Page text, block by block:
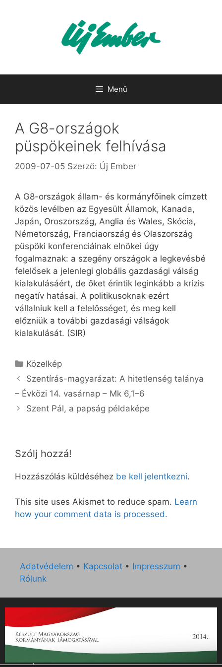
Menü
A G8-országok
püspökeinek felhívása
2009-07-05 Szerző: Új Ember
A G8-országok állam- és kormányfőinek címzett
közös levélben az Egyesült Államok, Kanada,
Japán, Oroszország, Anglia és Wales, Skócia,
Németország, Franciaország és Olaszország
püspöki konferenciáinak elnökei úgy
fogalmaznak: a szegény országok a legkevésbé
felelősek a jelenlegi globális gazdasági válság
kialakulásáért, de őket érintik leginkább a krízis
negatív hatásai. A politikusoknak ezért
vállalniuk kell a felelősséget, és meg kell
előzniük a további gazdasági válságok
kialakulását. (SIR)
Kategória
Közelkép
Szentírás-magyarázat: A hitetlenség talánya
– Évközi 14. vasárnap – Mk 6,1–6
Szent Pál, a papság példaképe
Szólj hozzá!
Hozzászólás küldéséhez be kell jelentkezni.
This site uses Akismet to reduce spam. Learn
how your comment data is processed.
Adatvédelem • Kapcsolat • Impresszum •
Rólunk